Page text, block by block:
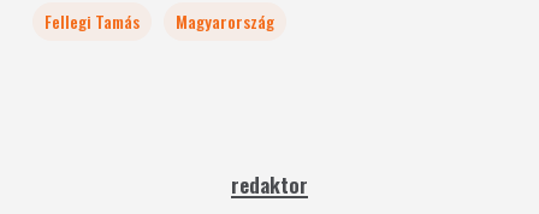
Fellegi Tamás Magyarország
redaktor